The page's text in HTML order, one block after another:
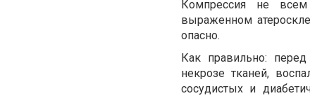
Компрессия не всем
выраженном
опасно.
Как правильно:
некрозе тканей,
сосудистых и